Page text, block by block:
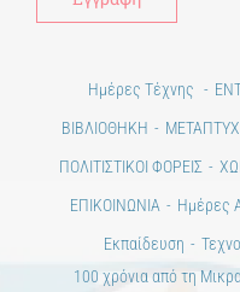
Ημέρες Τέχνης
ΒΙΒΛΙΟΘΗΚΗ
ΠΟΛΙΤΙΣΤΙΚΟΙ ΦΟΡΕΙΣ
ΕΠΙΚΟΙΝΩΝΙΑ
Ημέρες
Εκπαίδευση
100 χρόνια από τη